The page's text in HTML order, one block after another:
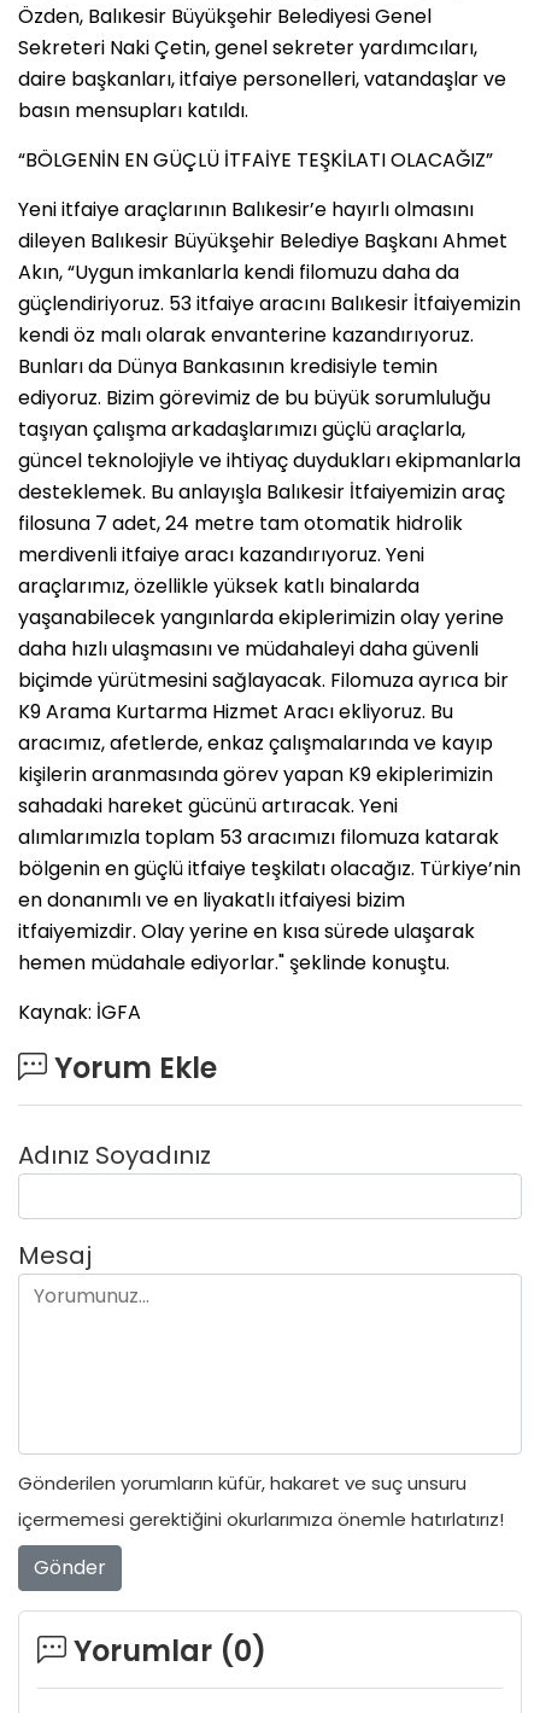
Özden, Balıkesir Büyükşehir Belediyesi Genel
Sekreteri Naki Çetin, genel sekreter yardımcıları,
daire başkanları, itfaiye personelleri, vatandaşlar ve
basın mensupları katıldı.
“BÖLGENİN EN GÜÇLÜ İTFAİYE TEŞKİLATI OLACAĞIZ”
Yeni itfaiye araçlarının Balıkesir’e hayırlı olmasını
dileyen Balıkesir Büyükşehir Belediye Başkanı Ahmet
Akın, “Uygun imkanlarla kendi filomuzu daha da
güçlendiriyoruz. 53 itfaiye aracını Balıkesir İtfaiyemizin
kendi öz malı olarak envanterine kazandırıyoruz.
Bunları da Dünya Bankasının kredisiyle temin
ediyoruz. Bizim görevimiz de bu büyük sorumluluğu
taşıyan çalışma arkadaşlarımızı güçlü araçlarla,
güncel teknolojiyle ve ihtiyaç duydukları ekipmanlarla
desteklemek. Bu anlayışla Balıkesir İtfaiyemizin araç
filosuna 7 adet, 24 metre tam otomatik hidrolik
merdivenli itfaiye aracı kazandırıyoruz. Yeni
araçlarımız, özellikle yüksek katlı binalarda
yaşanabilecek yangınlarda ekiplerimizin olay yerine
daha hızlı ulaşmasını ve müdahaleyi daha güvenli
biçimde yürütmesini sağlayacak. Filomuza ayrıca bir
K9 Arama Kurtarma Hizmet Aracı ekliyoruz. Bu
aracımız, afetlerde, enkaz çalışmalarında ve kayıp
kişilerin aranmasında görev yapan K9 ekiplerimizin
sahadaki hareket gücünü artıracak. Yeni
alımlarımızla toplam 53 aracımızı filomuza katarak
bölgenin en güçlü itfaiye teşkilatı olacağız. Türkiye’nin
en donanımlı ve en liyakatlı itfaiyesi bizim
itfaiyemizdir. Olay yerine en kısa sürede ulaşarak
hemen müdahale ediyorlar." şeklinde konuştu.
Kaynak: İGFA
Yorum Ekle
Adınız Soyadınız
Mesaj
Gönderilen yorumların küfür, hakaret ve suç unsuru
içermemesi gerektiğini okurlarımıza önemle hatırlatırız!
Gönder
Yorumlar (0)